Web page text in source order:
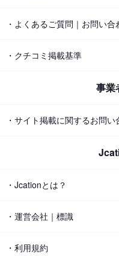
・よくあるご質問｜お問い合
・クチコミ掲載基準
事業
・サイト掲載に関するお問い
・Jcationとは？
・運営会社｜標識
・利用規約